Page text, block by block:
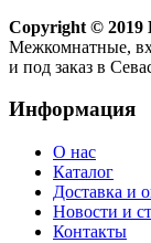
Copyright © 2019
Межкомнатные,
и под заказ в
Информация
О нас
Каталог
Доставка и
Новости и
Контакты